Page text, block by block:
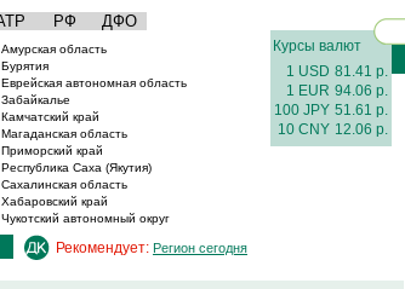
РФ ДФО
Амурская область
Бурятия
Еврейская автономная область
Забайкалье
Камчатский край
Магаданская область
Приморский край
Республика Саха (Якутия)
Сахалинская область
Хабаровский край
Чукотский автономный округ
Курсы валют
1 USD 81.41 р.
1 EUR 94.06 р.
100 JPY 51.61 р.
10 CNY 12.06 р.
Рекомендует: Регион сегодня